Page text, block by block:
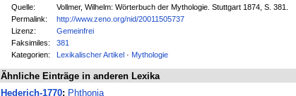
Quelle:
Vollmer, Wilhelm: Wörterbuch der Mythologie. Stuttgart 1874, S. 381.
Permalink:
http://www.zeno.org/nid/20011505737
Lizenz:
Gemeinfrei
Faksimiles:
381
Kategorien:
Lexikalischer Artikel · Mythologie
Ähnliche Einträge in anderen Lexika
Hederich-1770: Phthonia